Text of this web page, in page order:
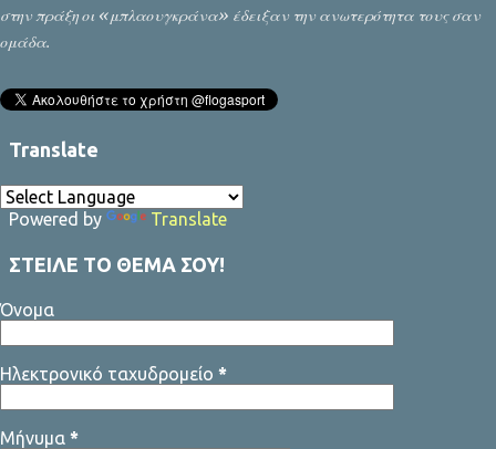
στην πράξη οι «μπλαουγκράνα» έδειξαν την ανωτερότητα τους σαν
ομάδα.
Translate
Powered by Translate
ΣΤΕΙΛΕ ΤΟ ΘΕΜΑ ΣΟΥ!
Όνομα
Ηλεκτρονικό ταχυδρομείο *
Μήνυμα *